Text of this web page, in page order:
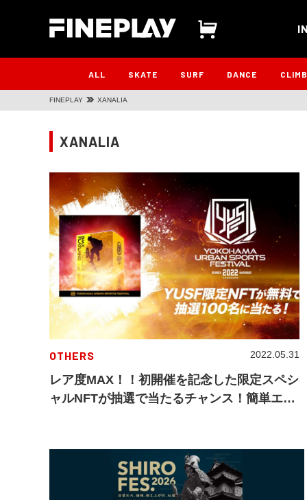
ALL SKATE SURF DANCE CLIMB
FINEPLAY XANALIA
XANALIA
OTHERS
レア度MAX！！初開催を記念した限定スペシ
ャルNFTが抽選で当たるチャンス！簡単エン
2022.05.31